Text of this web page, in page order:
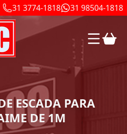
31 3774-1818 31 98504-1818
ESCADA PARA
DE 1M